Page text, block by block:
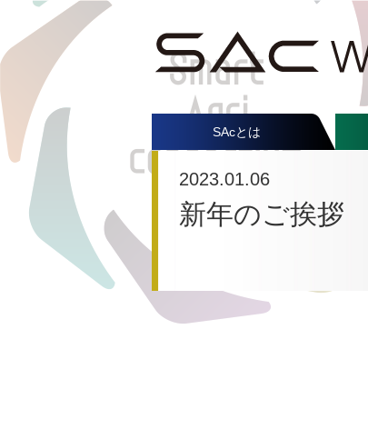
SAcとは
2023.01.06
新年のご挨拶